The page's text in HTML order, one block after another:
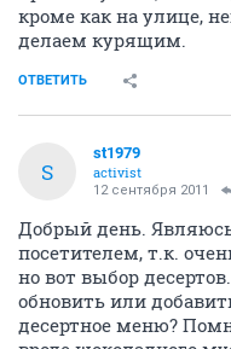
кроме как на улице,
делаем курящим.
ОТВЕТИТЬ
S
st1979
activist
12 сентября 2011
Добрый день.
посетителем, т.к.
но вот выбор
обновить или
десертное меню?